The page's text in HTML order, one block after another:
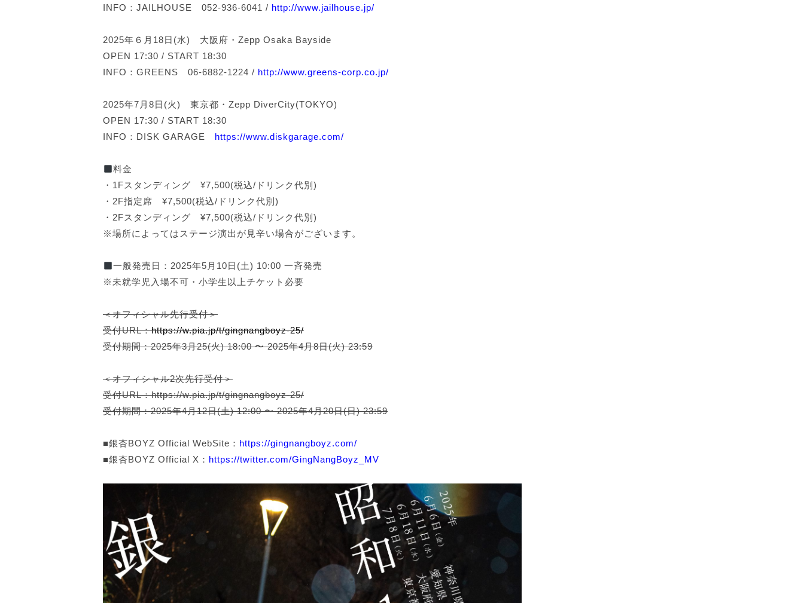
INFO：JAILHOUSE 052-936-6041 / http://www.jailhouse.jp/
2025年６月18日(水) 大阪府・Zepp Osaka Bayside
OPEN 17:30 / START 18:30
INFO：GREENS 06-6882-1224 / http://www.greens-corp.co.jp/
2025年7月8日(火) 東京都・Zepp DiverCity(TOKYO)
OPEN 17:30 / START 18:30
INFO：DISK GARAGE https://www.diskgarage.com/
料金
・1Fスタンディング ¥7,500(税込/ドリンク代別)
・2F指定席 ¥7,500(税込/ドリンク代別)
・2Fスタンディング ¥7,500(税込/ドリンク代別)
※場所によってはステージ演出が見辛い場合がございます。
一般発売日：2025年5月10日(土) 10:00 一斉発売
※未就学児入場不可・小学生以上チケット必要
＜オフィシャル先行受付＞
受付URL：https://w.pia.jp/t/gingnangboyz-25/
受付期間：2025年3月25(火) 18:00 〜 2025年4月8日(火) 23:59
＜オフィシャル2次先行受付＞
受付URL：https://w.pia.jp/t/gingnangboyz-25/
受付期間：2025年4月12日(土) 12:00 〜 2025年4月20日(日) 23:59
■銀杏BOYZ Official WebSite： https://gingnangboyz.com/
■銀杏BOYZ Official X： https://twitter.com/GingNangBoyz_MV